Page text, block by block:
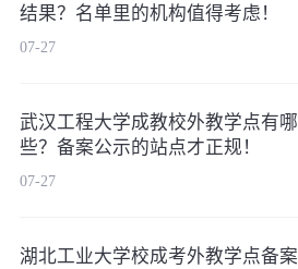
结果？名单里的机构值得考虑！
07-27
武汉工程大学成教校外教学点有哪
些？备案公示的站点才正规！
07-27
湖北工业大学校成考外教学点备案